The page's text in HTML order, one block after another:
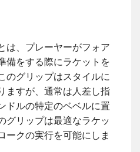
は、プレーヤーがフォア
備をする際にラケットを
のグリップはスタイルに
ますが、通常は人差し指
ドルの特定のベベルに置
グリップは最適なラケッ
ークの実行を可能にしま